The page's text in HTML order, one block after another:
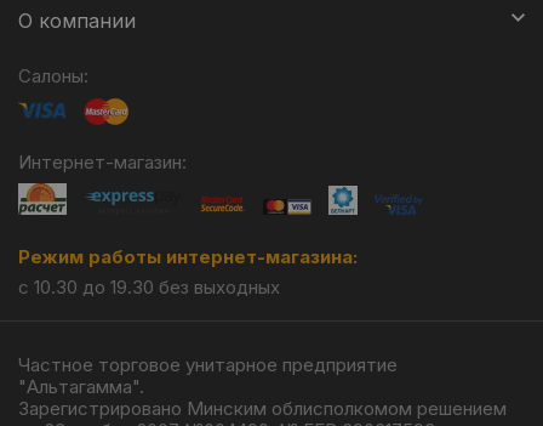
О компании
Салоны:
Интернет-магазин:
Режим работы интернет-магазина:
с 10.30 до 19.30 без выходных
Частное торговое унитарное предприятие
"Альтагамма".
Зарегистрировано Минским облисполкомом решением